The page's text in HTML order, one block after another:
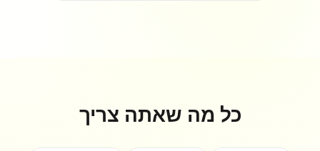
כל מה שאתה צריך